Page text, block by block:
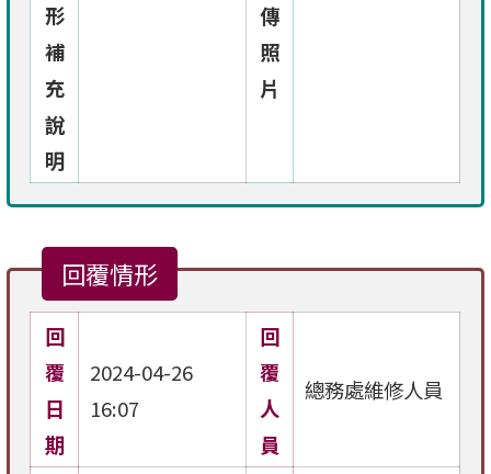
形
補
充
說
明
傳
照
片
回覆情形
回
覆
日
期
2024-04-26
16:07
回
覆
人
員
總務處維修人員